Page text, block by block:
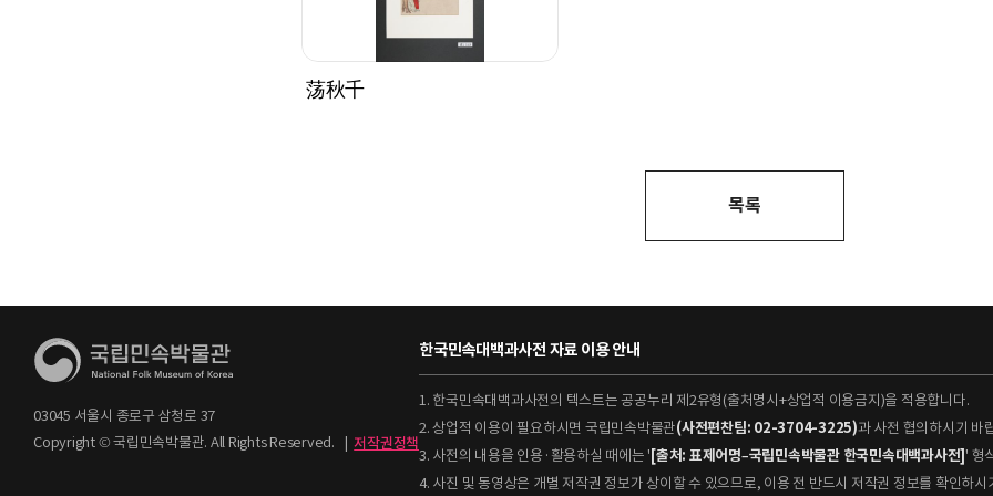
荡秋千
목록
03045 서울시 종로구 삼청로 37
Copyright © 국립민속박물관. All Rights Reserved.
| 저작권정책
한국민속대백과사전 자료 이용 안내
1. 한국민속대백과사전의 텍스트는 공공누리 제2유형(출처명시+상업적 이용금지)을 적용합니다.
2. 상업적 이용이 필요하시면 국립민속박물관(사전편찬팀: 02-3704-3225)과 사전 협의하시기 바
3. 사전의 내용을 인용·활용하실 때에는 ' [출처: 표제어명–국립민속박물관 한국민속대백과사전] ' 형
4. 사진 및 동영상은 개별 저작권 정보가 상이할 수 있으므로, 이용 전 반드시 저작권 정보를 확인하시